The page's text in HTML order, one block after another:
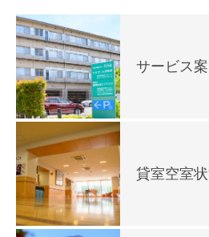
サービス
貸室空室